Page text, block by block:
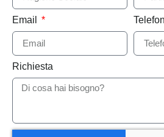
Email
Richiesta